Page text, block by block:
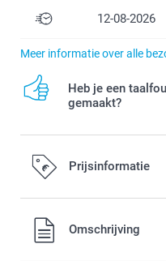
12-08-2026
Meer informatie over alle
Heb je een
gemaakt?
Prijsinformatie
Alle prijzen zijn in EURO
verzendkosten.Omschrijving